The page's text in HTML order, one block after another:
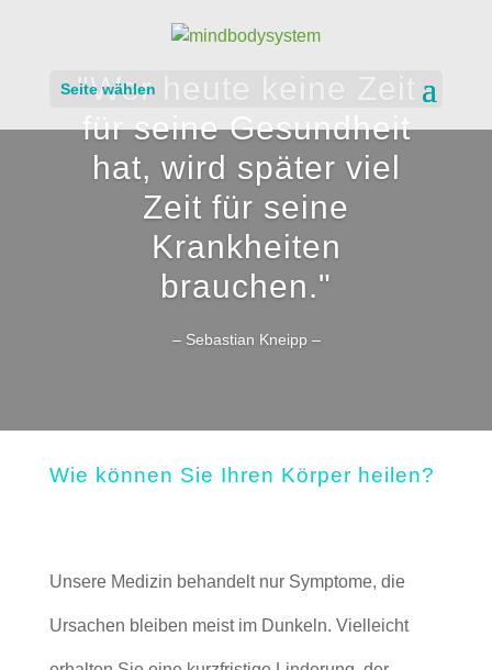
Seite wählen
"Wer heute keine Zeit
für seine Gesundheit
hat, wird später viel
Zeit für seine
Krankheiten
brauchen."
– Sebastian Kneipp –
Wie können Sie Ihren Körper heilen?
Unsere Medizin behandelt nur Symptome, die
Ursachen bleiben meist im Dunkeln. Vielleicht